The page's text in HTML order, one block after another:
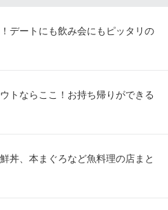
デートにも飲み会にもピッタリの
トならここ！お持ち帰りができる
丼、本まぐろなど魚料理の店まと